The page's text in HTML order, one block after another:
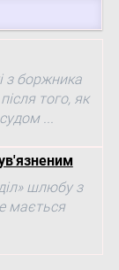
з боржника
того, як
...
шлюбу з
мається